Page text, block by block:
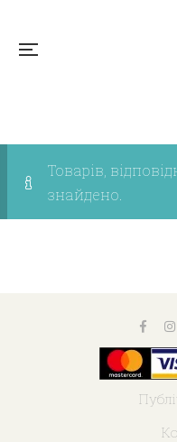
Товарів,
знайдено.